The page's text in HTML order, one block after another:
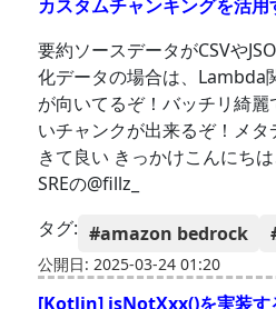
カスタムチャンキングを活用
要約ソースデータがCSVや
化データの場合は、Lambda
が向いてるぞ！バッチリ綺
いチャンクが出来るぞ！メ
きて良い きっかけこんにち
SREの@fillz_
タグ: #amazon bedrock
公開日: 2025-03-24 01:20
[Kotlin] isNotXxx()を実装す